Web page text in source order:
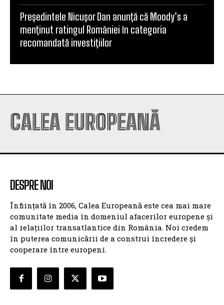
Președintele Nicușor Dan anunță că Moody’s a
menținut ratingul României în categoria
recomandată investițiilor
CALEA EUROPEANĂ
DESPRE NOI
Înființată în 2006, Calea Europeană este cea mai mare
comunitate media în domeniul afacerilor europene și
al relațiilor transatlantice din România. Noi credem
în puterea comunicării de a construi încredere și
cooperare între europeni.